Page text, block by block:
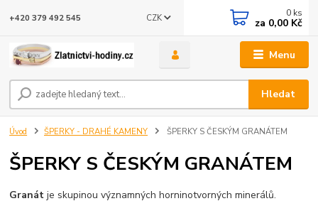
Menu
CZK
Hledat
+420 379 492 545 0 ks
za 0,00 Kč
Úvod ŠPERKY - DRAHÉ KAMENY ŠPERKY S ČESKÝM GRANÁTEM
ŠPERKY S ČESKÝM GRANÁTEM
Granát je skupinou významných horninotvorných minerálů.